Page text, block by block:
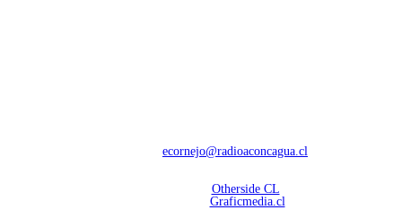
ecornejo@radioaconcagua.cl
Otherside CL
Graficmedia.cl